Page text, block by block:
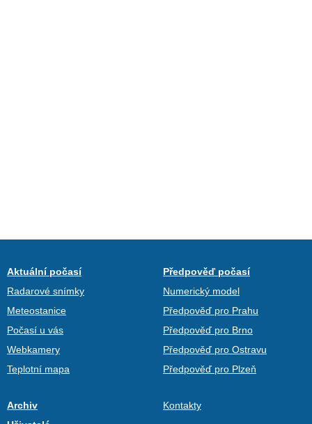
Aktuální počasí
Radarové snímky
Meteostanice
Počasí u vás
Webkamery
Teplotní mapa
Předpověď počasí
Numerický model
Předpověď pro Prahu
Předpověď pro Brno
Předpověď pro Ostravu
Předpověď pro Plzeň
Archiv
Kontakty